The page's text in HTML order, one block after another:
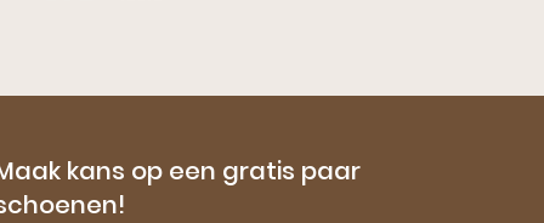
10
huis, ze paste goed, super kwaliteit en ...
kans op een gratis paar